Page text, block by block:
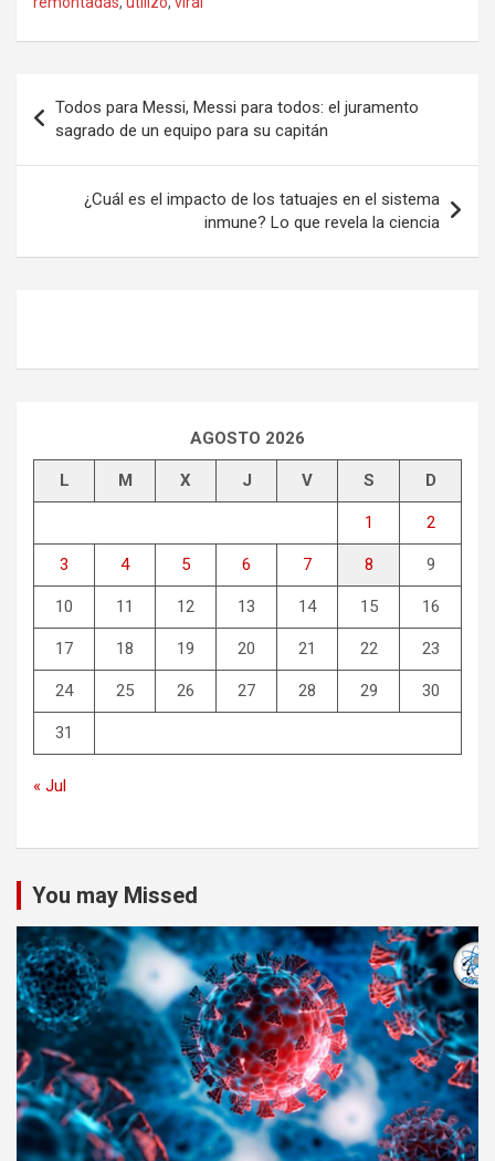
de
entradas
Todos para Messi, Messi para todos: el juramento
sagrado de un equipo para su capitán
¿Cuál es el impacto de los tatuajes en el sistema
inmune? Lo que revela la ciencia
AGOSTO 2026
L M X J V S D
1 2
3 4 5 6 7 8 9
10 11 12 13 14 15 16
17 18 19 20 21 22 23
24 25 26 27 28 29 30
31
« Jul
You may Missed